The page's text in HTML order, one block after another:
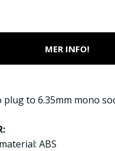
MER INFO!
plug to 6.35mm mono
ABS